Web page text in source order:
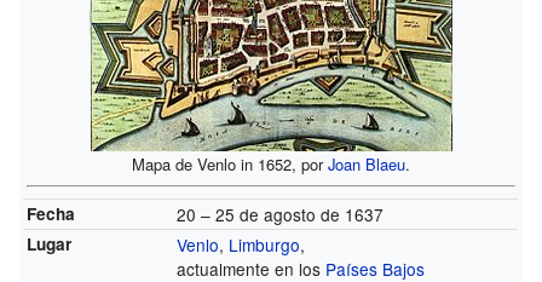
Mapa de Venlo in 1652, porJoan Blaeu.
Fecha 20 – 25 de agosto de 1637
Lugar Venlo, Limburgo,
actualmente en los Países Bajos